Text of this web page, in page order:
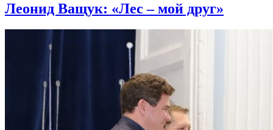
Леонид Ващук: «Лес – мой друг»